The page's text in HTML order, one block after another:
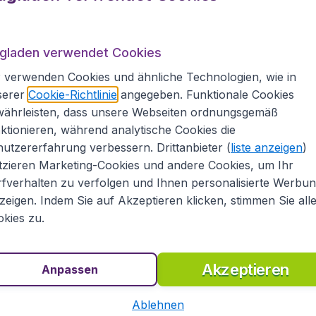
direkt als Spende an denCaucasus Nature Fund
also auch Naturschutzprojekte in der
Brücke
Brückeist vor allem für Touristen interessant.
den angrenzenden Park. Hier findet sich alles,
um Tiflis produziert wird. Besonders begehrt
die man hier bekommen kann, wie etwa ein
ist es übrigens üblich, vor dem Kauf über
ist es aber ratsam, einen Georgier als
Aufschlag zahlen.
shoppen möchte, kann in Tiflis zwischen vielen
größte im gesamten Südkaukasus. Einheimische
verwendet Cookies
verwenden Cookies und ähnliche Technologien, wie in
Cookie-Richtlinieangegeben. Funktionale Cookies
dass unsere Webseiten ordnungsgemäß
während analytische Cookies die
verbessern. Drittanbieter (liste anzeigen)
Marketing-Cookies und andere Cookies, um Ihr
zu verfolgen und Ihnen personalisierte
Indem Sie auf Akzeptieren klicken, stimmen Sie
zu.
Akzeptieren
Anpassen
Ablehnen